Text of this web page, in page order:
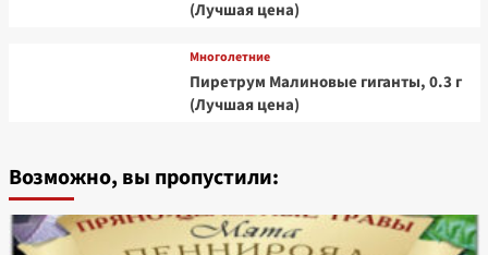
(Лучшая цена)
Многолетние
Пиретрум Малиновые гиганты, 0.3 г
(Лучшая цена)
Возможно, вы пропустили: